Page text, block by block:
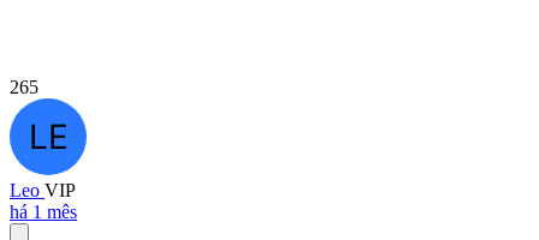
265
Leo VIP
há 1 mês